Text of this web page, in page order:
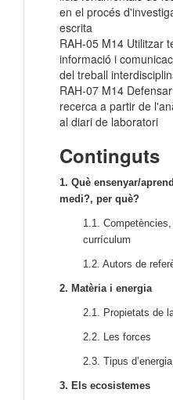
en el procés
escrita
RAH-05 M14 Utilitzar
informació i
del treball
RAH-07 M14
recerca a partir de
al diari de laboratori
Continguts
1. Què ensenyar/
medi?, per què?
1.1.
currículum
1.2. Autors de
2. Matèria i energia
2.1. Propietats de
2.2. Les forces
2.3. Tipus
3. Els ecosistemes